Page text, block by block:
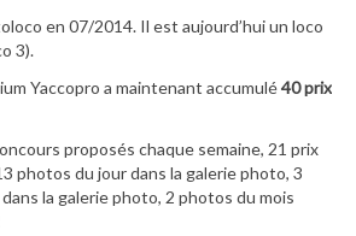
en 07/2014. Il est aujourd’hui un loco
3).
Yaccopro a maintenant accumulé40 prix
proposés chaque semaine, 21 prix
photos du jour dans la galerie photo, 3
la galerie photo, 2 photos du mois